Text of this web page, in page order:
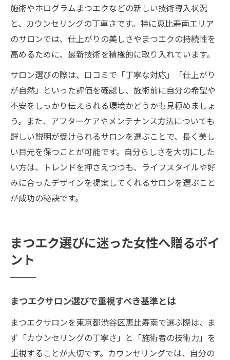
施術やホログラムまつエクなどの新しい技術導入状況
と、カウンセリングの丁寧さです。特に恵比寿南エリア
のサロンでは、仕上がりの美しさやまつエクの持続性を
高めるために、最新技術を積極的に取り入れています。
サロン選びの際は、口コミで「丁寧な対応」「仕上がり
が自然」といった評価を確認し、施術前に自分の希望や
不安をしっかり伝えられる環境かどうかも見極めましょ
う。また、アフターケアやメンテナンス方法についても
詳しい説明が受けられるサロンを選ぶことで、長く美し
い目元を保つことが可能です。自分らしさを大切にした
い方は、トレンドを押さえつつも、ライフスタイルや好
みに合ったデザインを提案してくれるサロンを選ぶこと
が成功の秘訣です。
まつエク選びに迷った女性へ贈るポイ
ント
まつエクサロン選びで重視すべき基準とは
まつエクサロンを東京都渋谷区恵比寿南で選ぶ際は、ま
ず「カウンセリングの丁寧さ」と「施術者の技術力」を
重視することが大切です。カウンセリングでは、自分の